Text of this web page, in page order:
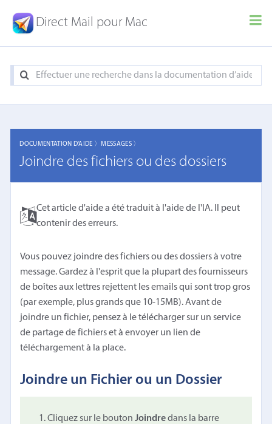
Direct Mail pour Mac
DOCUMENTATION D'AIDE 〉MESSAGES 〉
Joindre des fichiers ou des dossiers
Cet article d'aide a été traduit à l'aide de l'IA. Il peut
contenir des erreurs.
Vous pouvez joindre des fichiers ou des dossiers à votre
message. Gardez à l'esprit que la plupart des fournisseurs
de boîtes aux lettres rejettent les emails qui sont trop gros
(par exemple, plus grands que 10-15MB). Avant de
joindre un fichier, pensez à le télécharger sur un service
de partage de fichiers et à envoyer un lien de
téléchargement à la place.
Joindre un Fichier ou un Dossier
Cliquez sur le boutonJoindredans la barre